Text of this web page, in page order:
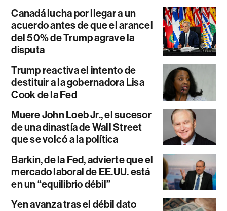
Canadá lucha por llegar a un
acuerdo antes de que el arancel
del 50% de Trump agrave la
disputa
Trump reactiva el intento de
destituir a la gobernadora Lisa
Cook de la Fed
Muere John Loeb Jr., el sucesor
de una dinastía de Wall Street
que se volcó a la política
Barkin, de la Fed, advierte que el
mercado laboral de EE.UU. está
en un “equilibrio débil”
Yen avanza tras el débil dato